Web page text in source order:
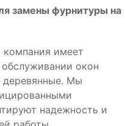
замены фурнитуры на
имеет
окон
деревянные. Мы
надежность и